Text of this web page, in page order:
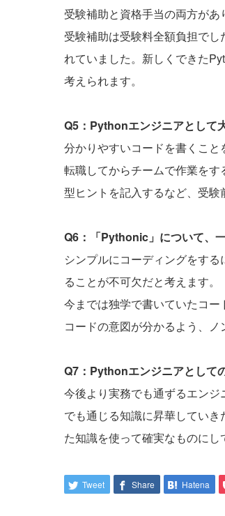
受験補助と資格手当の両方があ
受験補助は受験料全額負担で
れていました。新しくできた
考えられます。
Q5：Pythonエンジニアとして
分かりやすいコードを書くこと
転職してからチームで作業をす
型ヒントを記入するなど、受験
Q6：「Pythonic」について、
シンプルにコーディングをす
ることが不可欠だと考えます。
今までは独学で書いていたコ
コードの意図が分かるよう、ノ
Q7：Pythonエンジニアとして
今後より実務でも通ずるエン
でも通じる知識に昇華してい
た知識を使って確実なものにし
Tweet Share Hatena